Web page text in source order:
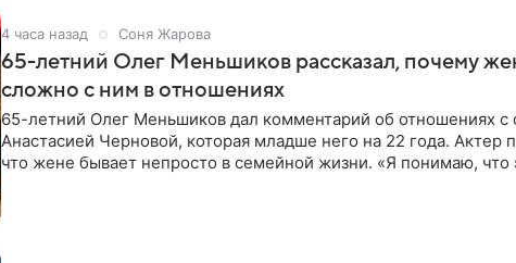
4 часа назад Соня Жарова
65-летний Олег Меньшиков рассказал, почему
сложно с ним в отношениях
65-летний Олег Меньшиков дал комментарий об отношениях с
Анастасией Черновой, которая младше него на 22 года. Актер
что жене бывает непросто в семейной жизни. «Я понимаю, что